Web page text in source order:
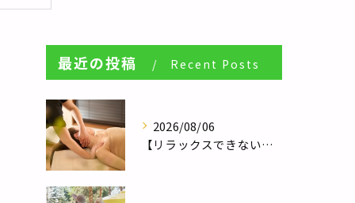
最近の投稿 Recent Posts
2026/08/06
【リラックスできない人へ】体が休まらない本当の理由とは？／自律神経調整サロンHararie〜はらりえ〜